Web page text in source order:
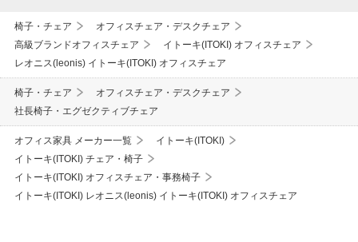
椅子・チェア
オフィスチェア・デスクチェア
高級ブランドオフィスチェア
イトーキ(ITOKI) オフィスチェア
レオニス(leonis) イトーキ(ITOKI) オフィスチェア
椅子・チェア
オフィスチェア・デスクチェア
社長椅子・エグゼクティブチェア
オフィス家具 メーカー一覧
イトーキ(ITOKI)
イトーキ(ITOKI) チェア・椅子
イトーキ(ITOKI) オフィスチェア・事務椅子
イトーキ(ITOKI) レオニス(leonis) イトーキ(ITOKI) オフィスチェア